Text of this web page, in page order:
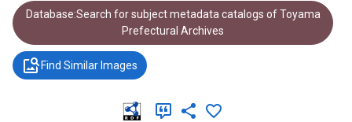
Database:Search for subject metadata catalogs of Toyama
Prefectural Archives
Find Similar Images